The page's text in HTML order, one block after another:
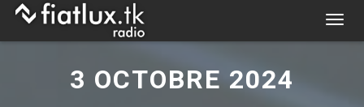
Skip
T
o
3 OCTOBRE 2024